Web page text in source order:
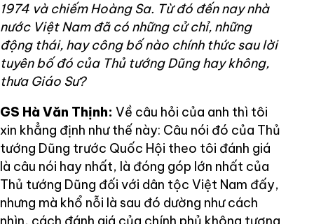
1974 và chiếm Hoàng Sa. Từ đó đến nay nhà
nước Việt Nam đã có những cử chỉ, những
động thái, hay công bố nào chính thức sau lời
tuyên bố đó của Thủ tướng Dũng hay không,
thưa Giáo Sư?
GS Hà Văn Thịnh: Về câu hỏi của anh thì tôi
xin khẳng định như thế này: Câu nói đó của Thủ
tướng Dũng trước Quốc Hội theo tôi đánh giá
là câu nói hay nhất, là đóng góp lớn nhất của
Thủ tướng Dũng đối với dân tộc Việt Nam đấy,
nhưng mà khổ nỗi là sau đó dường như cách